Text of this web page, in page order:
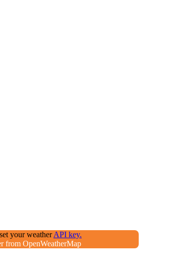
your weatherAPI key.
from OpenWeatherMap